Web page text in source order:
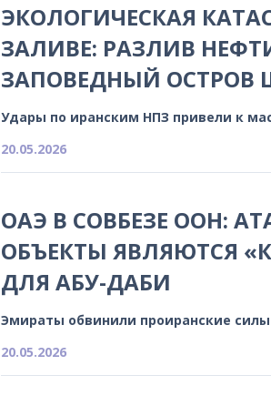
ЭКОЛОГИЧЕСКАЯ
ЗАЛИВЕ: РАЗЛИВ
ЗАПОВЕДНЫЙ ОСТРОВ
Удары по иранским НПЗ привели к
20.05.2026
ОАЭ В СОВБЕЗЕ ООН:
ОБЪЕКТЫ ЯВЛЯЮТСЯ
ДЛЯ АБУ-ДАБИ
Эмираты обвинили проиранские
20.05.2026